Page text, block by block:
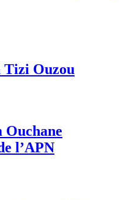
Tizi Ouzou
l’APN